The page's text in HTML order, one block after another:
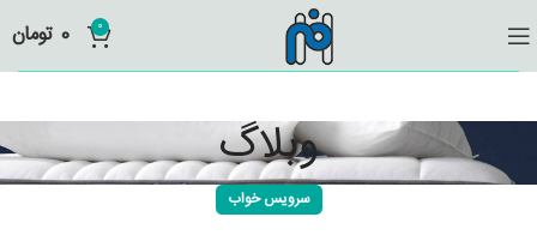
0
0 تومان
وبلاگ
سرویس خواب